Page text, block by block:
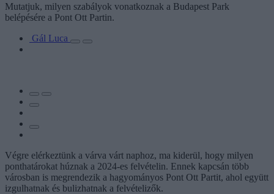
Mutatjuk, milyen szabályok vonatkoznak a Budapest Park
belépésére a Pont Ott Partin.
Gál Luca
Végre elérkeztünk a várva várt naphoz, ma kiderül, hogy milyen
ponthatárokat húznak a 2024-es felvételin. Ennek kapcsán több
városban is megrendezik a hagyományos Pont Ott Partit, ahol együtt
izgulhatnak és bulizhatnak a felvételizők.